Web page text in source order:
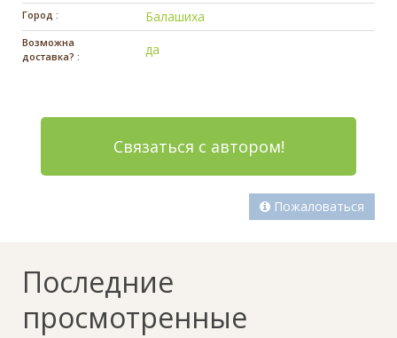
Город : Балашиха
Возможна
доставка? :
да
Связаться с автором!
Пожаловаться
Последние
просмотренные